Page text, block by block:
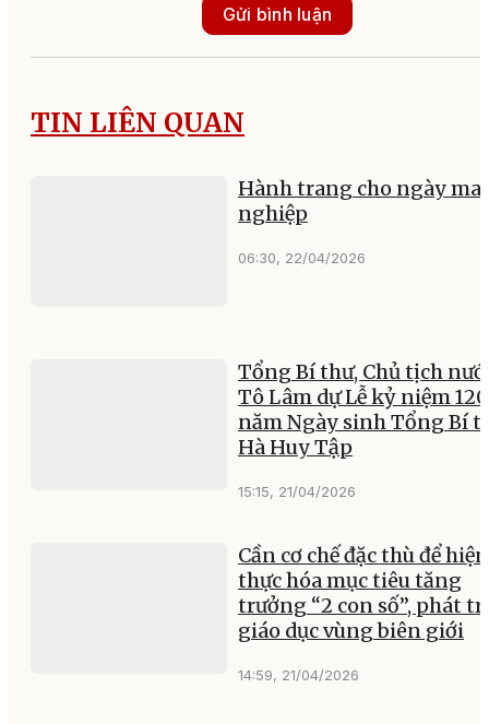
Gửi bình luận
TIN LIÊN QUAN
Hành trang cho ngày
nghiệp
06:30, 22/04/2026
Tổng Bí thư, Chủ tịch
Tô Lâm dự Lễ kỷ niệm 120
năm Ngày sinh Tổng Bí
Hà Huy Tập
15:15, 21/04/2026
Cần cơ chế đặc thù để hiện
thực hóa mục tiêu tăng
trưởng “2 con số”, phát
giáo dục vùng biên giới
14:59, 21/04/2026